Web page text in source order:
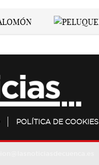
POLÍTICA DE COOKIES